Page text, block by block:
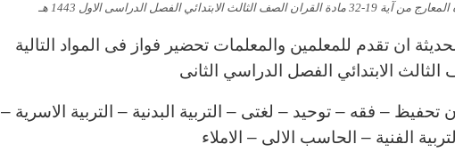
الفصل الدراسى الاول 1443 هـ
ان تقدم للمعلمين والمعلمات تحضير فواز فى المواد التالية
الابتدائي الفصل الدراسي الثانى
– فقه – توحيد – لغتى – التربية البدنية – التربية الاسرية –
التربية الفنية – الحاسب الالى – الاملاء